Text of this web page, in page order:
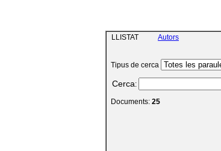
LLISTAT Autors
Tipus de cerca
Cerca:
Documents: 25